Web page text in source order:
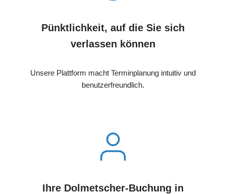
Pünktlichkeit, auf die Sie sich
verlassen können
Unsere Plattform macht Terminplanung intuitiv und
benutzerfreundlich.
Ihre Dolmetscher-Buchung in